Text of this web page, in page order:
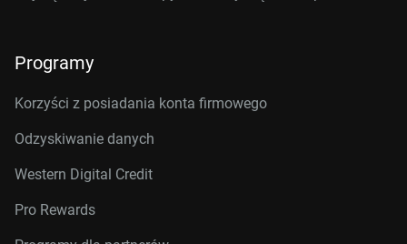
Programy
Korzyści z posiadania konta firmowego
Odzyskiwanie danych
Western Digital Credit
Pro Rewards